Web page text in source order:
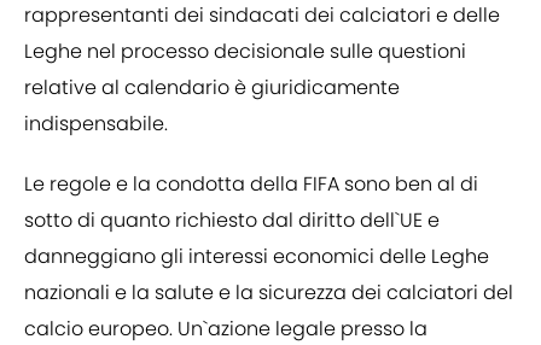
rappresentanti dei sindacati dei calciatori e delle
Leghe nel processo decisionale sulle questioni
relative al calendario è giuridicamente
indispensabile.
Le regole e la condotta della FIFA sono ben al di
sotto di quanto richiesto dal diritto dell`UE e
danneggiano gli interessi economici delle Leghe
nazionali e la salute e la sicurezza dei calciatori del
calcio europeo. Un`azione legale presso la